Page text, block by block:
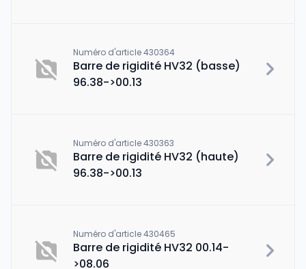
Numéro d'article 430364
Barre de rigidité HV32 (basse)
96.38->00.13
Numéro d'article 430363
Barre de rigidité HV32 (haute)
96.38->00.13
Numéro d'article 430465
Barre de rigidité HV32 00.14-
>08.06